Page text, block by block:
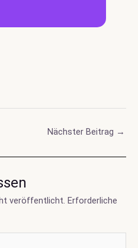
Nächster Beitrag →
veröffentlicht. Erforderliche